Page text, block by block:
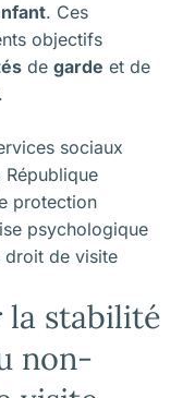
. Ces
objectifs
de garde et de
.
sociaux
protection
psychologique
droit de visite
la stabilité
non-